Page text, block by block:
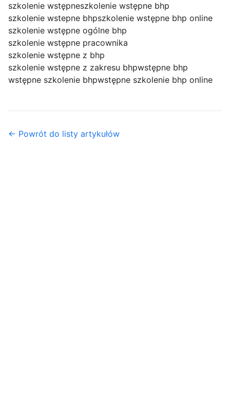
szkolenie wstępneszkolenie wstępne bhp
szkolenie wstepne bhpszkolenie wstępne bhp online
szkolenie wstępne ogólne bhp
szkolenie wstępne pracownika
szkolenie wstępne z bhp
szkolenie wstępne z zakresu bhpwstępne bhp
wstępne szkolenie bhpwstępne szkolenie bhp online
← Powrót do listy artykułów